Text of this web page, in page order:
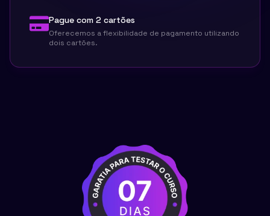
Pague com 2 cartões
Oferecemos a flexibilidade de pagamento utilizando
dois cartões.